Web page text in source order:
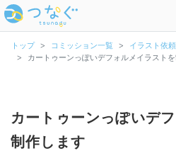
トップ コミッション一覧
イラスト依
カートゥーンっぽいデフォルメイラスト
カートゥーンっぽいデ
制作します